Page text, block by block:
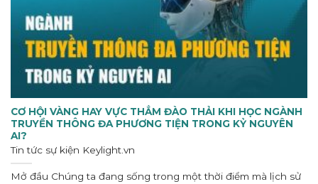
CƠ HỘI VÀNG HAY VỰC THẲM ĐÀO THẢI KHI HỌC NGÀNH
TRUYỀN THÔNG ĐA PHƯƠNG TIỆN TRONG KỶ NGUYÊN
AI?
Tin tức sự kiện Keylight.vn
Mở đầu Chúng ta đang sống trong một thời điểm mà lịch sử